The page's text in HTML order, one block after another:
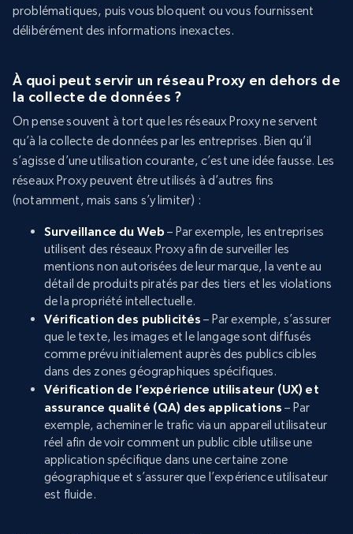
problématiques, puis vous bloquent ou vous fournissent
délibérément des informations inexactes.
À quoi peut servir un réseau Proxy en dehors de
la collecte de données ?
On pense souvent à tort que les réseaux Proxy ne servent
qu’à la collecte de données par les entreprises. Bien qu’il
s’agisse d’une utilisation courante, c’est une idée fausse. Les
réseaux Proxy peuvent être utilisés à d’autres fins
(notamment, mais sans s’y limiter) :
Surveillance du Web – Par exemple, les entreprises
utilisent des réseaux Proxy afin de surveiller les
mentions non autorisées de leur marque, la vente au
détail de produits piratés par des tiers et les violations
de la propriété intellectuelle.
Vérification des publicités – Par exemple, s’assurer
que le texte, les images et le langage sont diffusés
comme prévu initialement auprès des publics cibles
dans des zones géographiques spécifiques.
Vérification de l’expérience utilisateur (UX) et
assurance qualité (QA) des applications – Par
exemple, acheminer le trafic via un appareil utilisateur
réel afin de voir comment un public cible utilise une
application spécifique dans une certaine zone
géographique et s’assurer que l’expérience utilisateur
est fluide.